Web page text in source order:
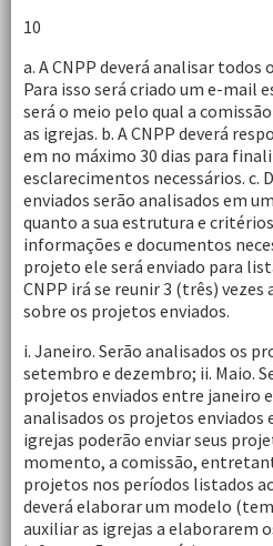
10
a. A CNPP deverá analisar todos
Para isso será criado um e-mail
será o meio pelo qual a
as igrejas. b. A CNPP deverá
em no máximo 30 dias para
esclarecimentos necessários. c.
enviados serão analisados em
quanto a sua estrutura e
informações e documentos
projeto ele será enviado para
CNPP irá se reunir 3 (três)
sobre os projetos enviados.
i. Janeiro. Serão analisados os
setembro e dezembro; ii. Maio.
projetos enviados entre janeiro
analisados os projetos enviados
igrejas poderão enviar seus
momento, a comissão,
projetos nos períodos listados
deverá elaborar um modelo
auxiliar as igrejas a elaborarem